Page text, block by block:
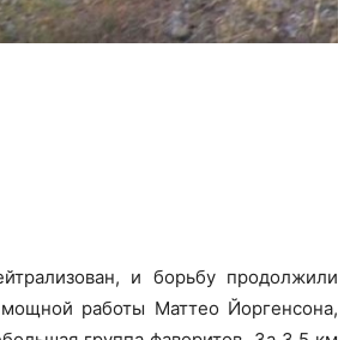
и борьбу продолжили
работы Маттео Йоргенсона,